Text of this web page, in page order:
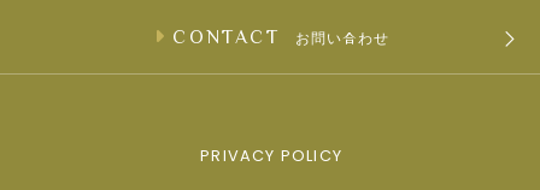
CONTACT お問い合わせ
PRIVACY POLICY